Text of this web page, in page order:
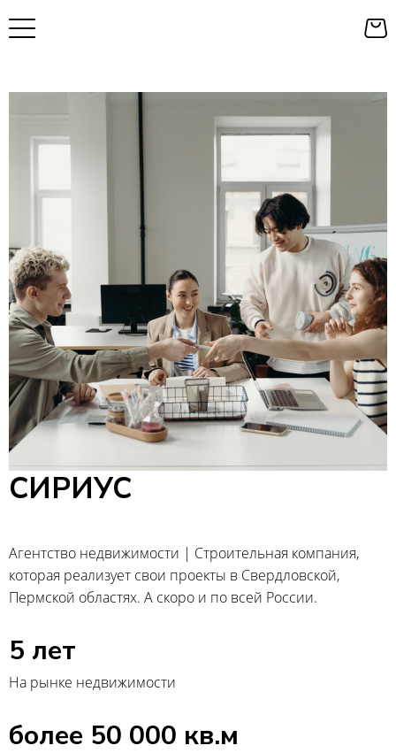
СИРИУС
Агентство недвижимости | Строительная компания,
которая реализует свои проекты в Свердловской,
Пермской областях. А скоро и по всей России.
5 лет
На рынке недвижимости
более 50 000 кв.м